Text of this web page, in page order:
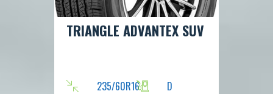
TRIANGLE ADVANTEX SUV
235/60R16
D